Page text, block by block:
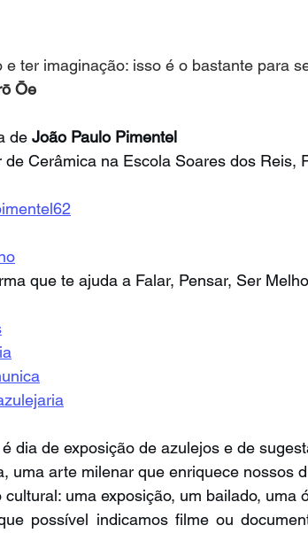
e ter imaginação: isso é o bastante para
Ōe
de João Paulo Pimentel
de Cerâmica na Escola Soares dos Reis,
que te ajuda a Falar, Pensar, Ser
dia de exposição de azulejos e de
uma arte milenar que enriquece nossos
cultural: uma exposição, um bailado, uma
possível indicamos filme ou